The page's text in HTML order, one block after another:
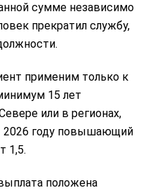
сумме независимо
прекратил службу,
применим только к
15 лет
или в регионах,
2026 году повышающий
1,5.
положена